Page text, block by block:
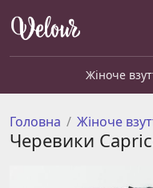
Жіноче
Головна Жіноче
Черевики